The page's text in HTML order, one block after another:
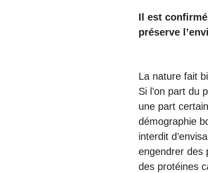
Il est
préserve
La nature fait
Si l’on part du
une part
démographie
interdit
engendrer des
des protéines